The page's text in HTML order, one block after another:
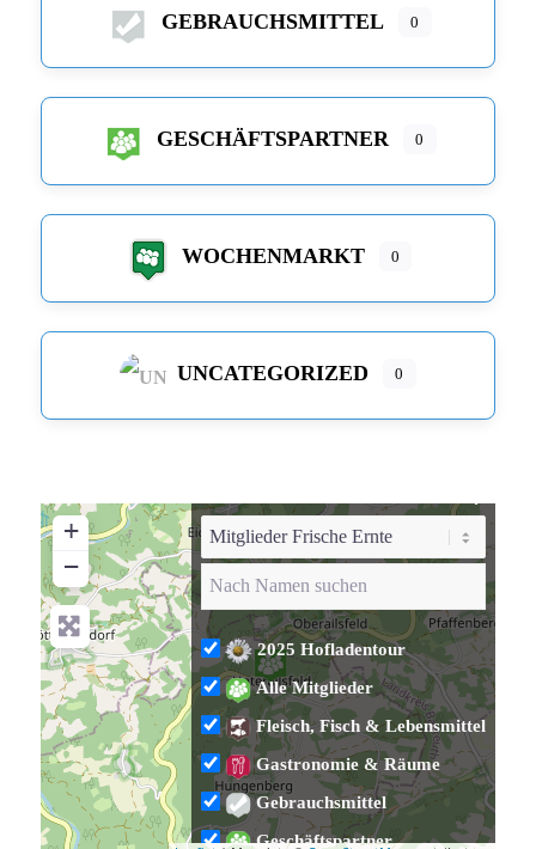
GEBRAUCHSMITTEL 0
GESCHÄFTSPARTNER 0
WOCHENMARKT 0
UNCATEGORIZED 0
+
−
2025 Hofladentour
Alle Mitglieder
Fleisch, Fisch & Lebensmittel
Gastronomie & Räume
Gebrauchsmittel
Geschäftspartner